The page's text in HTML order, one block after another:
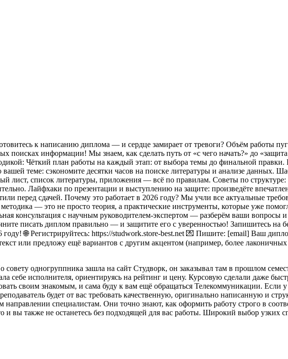
к написанию диплома — и сердце замирает от тревоги? Объём работы
поисках информации! Мы знаем, как сделать путь от «с чего начать?» до
Чёткий план работы на каждый этап: от выбора темы до финальной
теме: сэкономите десятки часов на поиске литературы и анализе
лист, список литературы, приложения — всё по правилам. Советы по структуре:
Лайфхаки по презентации и выступлению на защите: произведёте
перед сдачей. Почему это работает в 2026 году? Мы учли все актуальные
— это не просто теория, а практические инструменты, которые уже
консультация с научным руководителем‑экспертом — разберём ваши вопросы
писать диплом правильно — и защитите его с уверенностью! Запишитесь на
🌐 Регистрируйтесь: https://studwork.store-best.net 💌 Пишите: [email] Ваш
или предложу ещё вариантов с другим акцентом (например, более
одногруппника зашла на сайт Студворк, он заказывал там в прошлом
себе исполнителя, ориентируясь на рейтинг и цену. Курсовую сделали даже
своим знакомым, и сама буду к вам ещё обращаться Телекоммуникации. Если
будет от вас требовать качественную, оригинально написанную и
направлении специалистам. Они точно знают, как оформить работу строго в
и вы также не останетесь без подходящей для вас работы. Широкий выбор узких